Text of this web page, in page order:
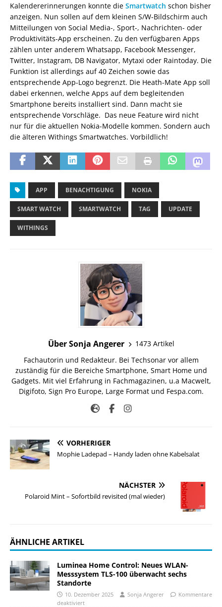
Kalendererinnerungen konnte die Smartwatch schon bisher
anzeigen. Nun sollen auf dem kleinen S/W-Bildschirm auch
Mitteilungen von Social Media-, Sport-, Nachrichten- oder
Produktivitäts-App erscheinen. Zu den verfügbaren Apps
zählen unter anderem Whatsapp, Facebook Messenger,
Twitter, Instagram, DB Navigator, Mytaxi oder Raintoday. Die
Funktion ist allerdings auf 40 Zeichen sowie das
entsprechende App-Logo begrenzt. Die Heath-Mate App soll
dabei erkennen, welche Apps auf dem begleitenden
Smartphone bereits installiert sind. Dann macht sie
entsprechende Vorschläge. Das neue Feature wird nicht
nur für die aktuellen Nokia-Modelle kommen. Sondern auch
die älteren Withings Smartwatches. Vorbildlich!
APP BENACHTIGUNG NOKIA
SMART WATCH SMARTWATCH TAG UPDATE
WITHINGS
Über Sonja Angerer
1473 Artikel
Fachautorin und Redakteur. Bei Techsonar vor allem
zuständig für die Bereiche Smartphone, Smart Home und
Gadgets. Mit viel Erfahrung in Fachmagazinen, u.a Macwelt,
Digifoto, Sign Pro Europe, Large Format und Fespa.com.
VORHERIGER
Mophie Ladepad – Handy laden ohne Kabelsalat
NÄCHSTER
Polaroid Mint – Sofortbild revisited (mal wieder)
ÄHNLICHE ARTIKEL
Luminea Home Control: Neues WLAN-
Messsystem TLS-100 überwacht sechs
Standorte
10. Dezember 2025 Sonja Angerer
Kommentare
deaktiviert